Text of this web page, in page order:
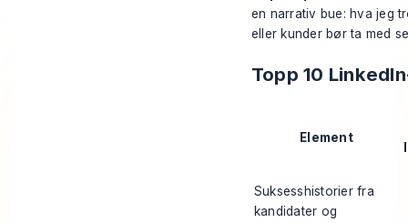
en narrativ bue: hva jeg
eller kunder bør ta med
Topp 10
Element
Suksesshistorier fra
kandidater og